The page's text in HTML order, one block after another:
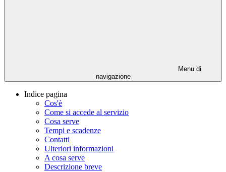
Menu di
navigazione
Indice pagina
Cos'è
Come si accede al servizio
Cosa serve
Tempi e scadenze
Contatti
Ulteriori informazioni
A cosa serve
Descrizione breve